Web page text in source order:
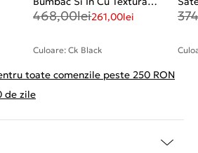
Τwill
468,00lei261,00lei
Culoare: Ck Black
toate comenzile peste 250 RON
de zile